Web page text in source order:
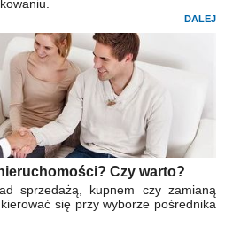
DALEJ
Czy warto?
sprzedażą, kupnem czy zamianą
się przy wyborze pośrednika